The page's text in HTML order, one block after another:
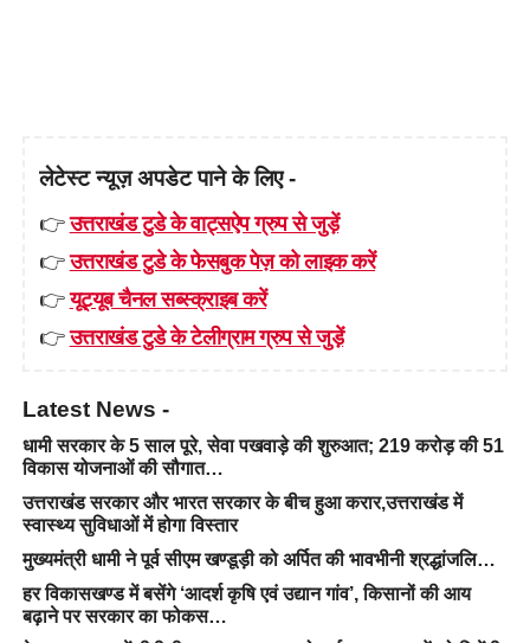
लेटेस्ट न्यूज़ अपडेट पाने के लिए -
👉उत्तराखंड टुडे के वाट्सऐप ग्रुप से जुड़ें
👉उत्तराखंड टुडे के फेसबुक पेज़ को लाइक करें
👉यूट्यूब चैनल सब्स्क्राइब करें
👉उत्तराखंड टुडे के टेलीग्राम ग्रुप से जुड़ें
Latest News -
धामी सरकार के 5 साल पूरे, सेवा पखवाड़े की शुरुआत; 219 करोड़ की 51
विकास योजनाओं की सौगात…
उत्तराखंड सरकार और भारत सरकार के बीच हुआ करार,उत्तराखंड में
स्वास्थ्य सुविधाओं में होगा विस्तार
मुख्यमंत्री धामी ने पूर्व सीएम खण्डूड़ी को अर्पित की भावभीनी श्रद्धांजलि…
हर विकासखण्ड में बसेंगे ‘आदर्श कृषि एवं उद्यान गांव’, किसानों की आय
बढ़ाने पर सरकार का फोकस…